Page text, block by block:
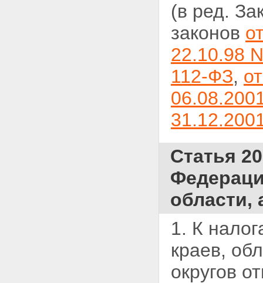
(в ред.
законов
22.10.98
112-ФЗ,
Статья
области,
1. К
краев,
округов